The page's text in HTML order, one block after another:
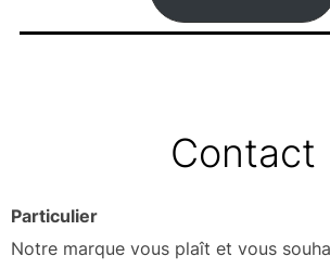
Contact
Particulier
Notre marque vous plaît et vous